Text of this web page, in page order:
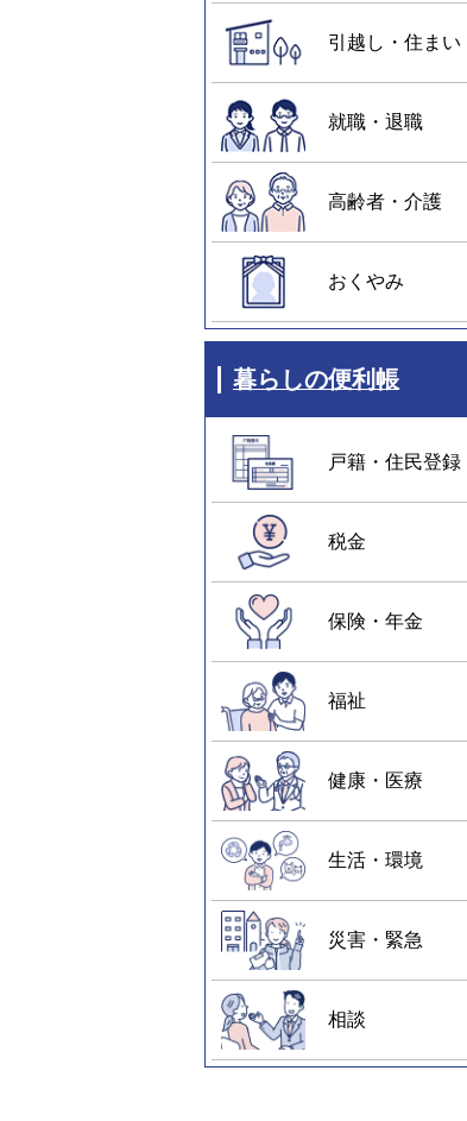
引越し・住まい
就職・退職
高齢者・介護
おくやみ
暮らしの便利帳
戸籍・住民登録
税金
保険・年金
福祉
健康・医療
生活・環境
災害・緊急
相談